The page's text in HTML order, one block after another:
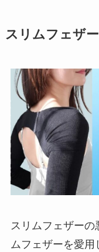
スリムフェザ
スリムフェザーの
ムフェザーを愛用